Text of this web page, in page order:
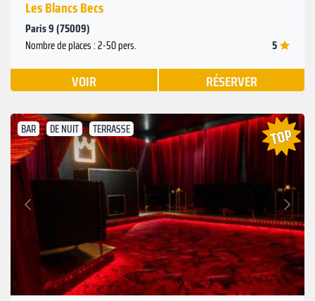
Les Blancs Becs
Paris 9 (75009)
Nombre de places : 2-50 pers. 5
VOIR RÉSERVER
BAR DE NUIT TERRASSE
Précédent
Suivant